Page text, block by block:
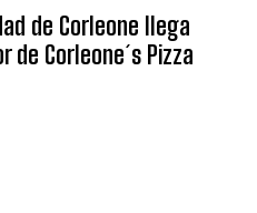
de Corleone llega
de Corleone´s Pizza